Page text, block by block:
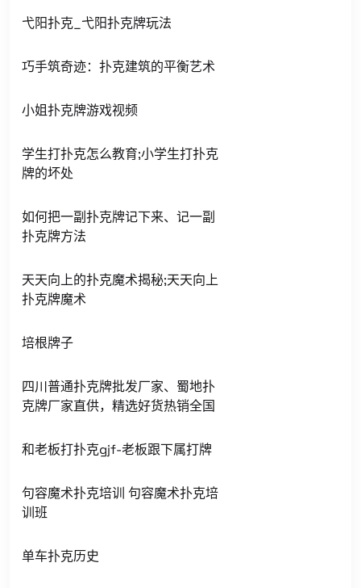
弋阳扑克_弋阳扑克牌玩法
巧手筑奇迹：扑克建筑的平衡艺术
小姐扑克牌游戏视频
学生打扑克怎么教育;小学生打扑克
牌的坏处
如何把一副扑克牌记下来、记一副
扑克牌方法
天天向上的扑克魔术揭秘;天天向上
扑克牌魔术
培根牌子
四川普通扑克牌批发厂家、蜀地扑
克牌厂家直供，精选好货热销全国
和老板打扑克gjf-老板跟下属打牌
句容魔术扑克培训 句容魔术扑克培
训班
单车扑克历史